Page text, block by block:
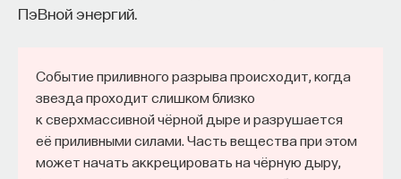
ПэВной энергий.
Событие приливного разрыва происходит, когда
звезда проходит слишком близко
к сверхмассивной чёрной дыре и разрушается
её приливными силами. Часть вещества при этом
может начать аккрецировать на чёрную дыру,